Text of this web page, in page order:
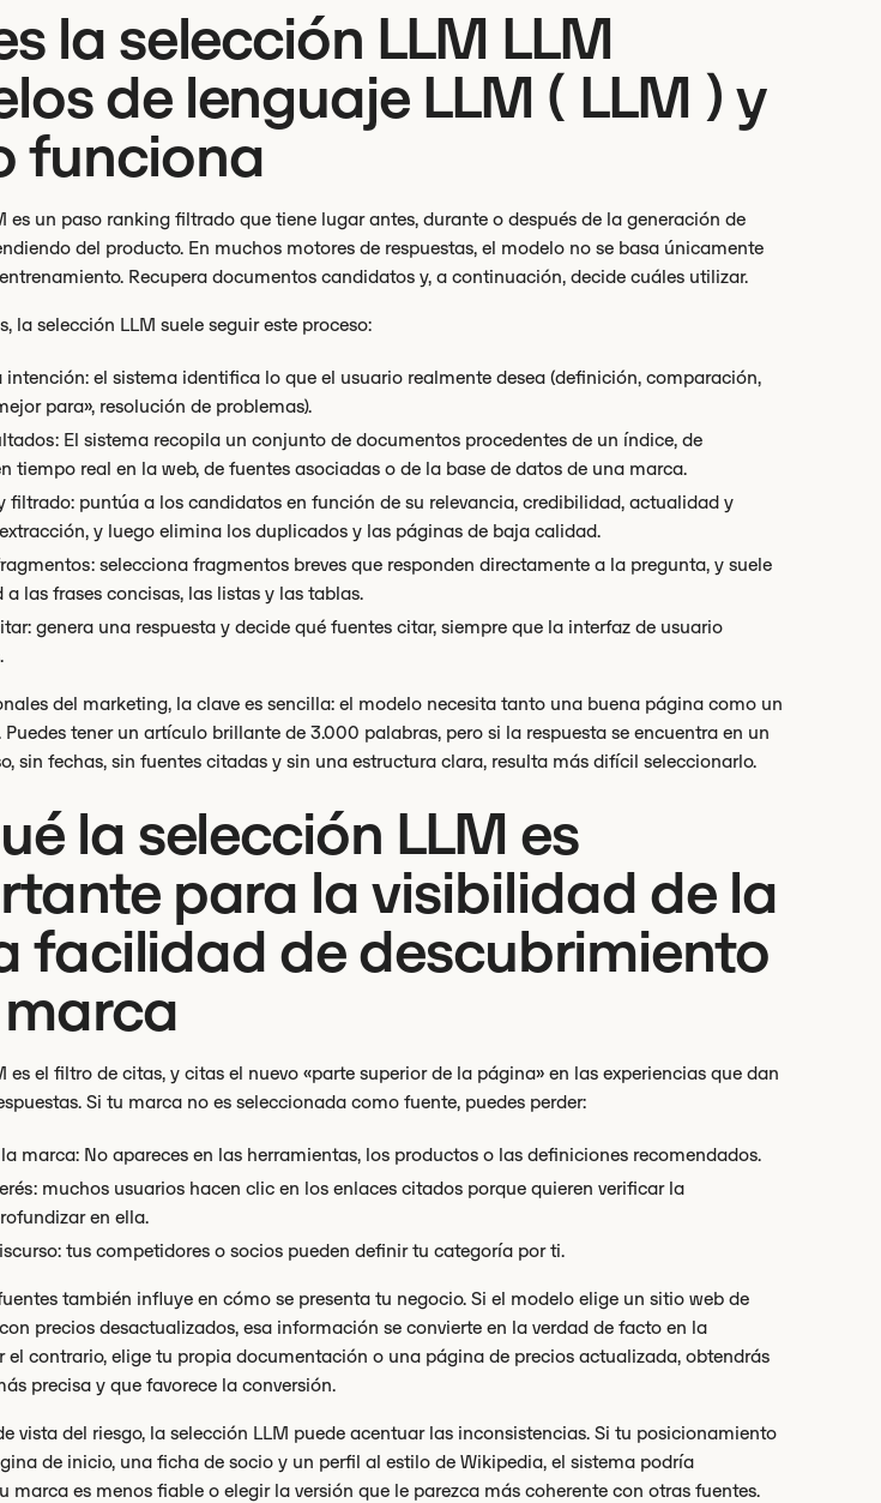
la selección LLM LLM
de lenguaje LLM ( LLM ) y
funciona
es un paso ranking filtrado que tiene lugar antes, durante o después de la generación de
del producto. En muchos motores de respuestas, el modelo no se basa únicamente
Recupera documentos candidatos y, a continuación, decide cuáles utilizar.
la selección LLM suele seguir este proceso:
intención: el sistema identifica lo que el usuario realmente desea (definición, comparación,
para», resolución de problemas).
El sistema recopila un conjunto de documentos procedentes de un índice, de
tiempo real en la web, de fuentes asociadas o de la base de datos de una marca.
filtrado: puntúa a los candidatos en función de su relevancia, credibilidad, actualidad y
y luego elimina los duplicados y las páginas de baja calidad.
selecciona fragmentos breves que responden directamente a la pregunta, y suele
las frases concisas, las listas y las tablas.
genera una respuesta y decide qué fuentes citar, siempre que la interfaz de usuario
del marketing, la clave es sencilla: el modelo necesita tanto una buena página como un
tener un artículo brillante de 3.000 palabras, pero si la respuesta se encuentra en un
sin fechas, sin fuentes citadas y sin una estructura clara, resulta más difícil seleccionarlo.
la selección LLM es
para la visibilidad de la
facilidad de descubrimiento
es el filtro de citas, y citas el nuevo «parte superior de la página» en las experiencias que dan
Si tu marca no es seleccionada como fuente, puedes perder:
marca: No apareces en las herramientas, los productos o las definiciones recomendados.
muchos usuarios hacen clic en los enlaces citados porque quieren verificar la
en ella.
tus competidores o socios pueden definir tu categoría por ti.
también influye en cómo se presenta tu negocio. Si el modelo elige un sitio web de
precios desactualizados, esa información se convierte en la verdad de facto en la
el contrario, elige tu propia documentación o una página de precios actualizada, obtendrás
precisa y que favorece la conversión.
vista del riesgo, la selección LLM puede acentuar las inconsistencias. Si tu posicionamiento
de inicio, una ficha de socio y un perfil al estilo de Wikipedia, el sistema podría
marca es menos fiable o elegir la versión que le parezca más coherente con otras fuentes.